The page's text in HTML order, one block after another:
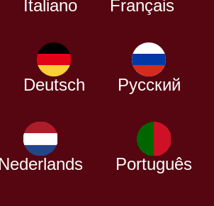
Italiano Français
Deutsch Русский
Nederlands Português